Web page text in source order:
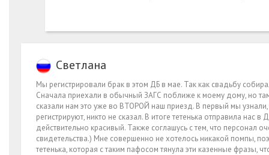
Светлана
Мы регистрировали брак в этом ДБ в мае. Так как свадьбу
Сначала приехали в обычный ЗАГС поближе к моему дому, но
сказали нам это уже во ВТОРОЙ наш приезд. В первый мы
регистрируют, никто не сказал. В итоге тетенька отправила
действительно красивый. Также соглашусь с тем, что персонал
свидетельства.) Мне совершенно не хотелось никакой помпы,
тетенька, которая с таким пафосом тянула эти казенные фразы,